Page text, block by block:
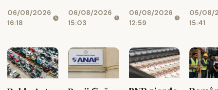
06/08/2026
16:18
euro
pentru
diaspora
06/08/2026
15:03
06/08/2026
12:59
05/08/
15:41